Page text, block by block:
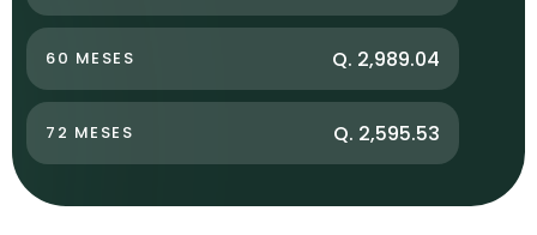
60 MESES Q. 2,989.04
72 MESES Q. 2,595.53